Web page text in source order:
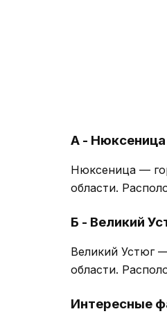
А - Нюксеница
Нюксеница —
области.
Б - Великий
Великий Устюг
области.
Интересные